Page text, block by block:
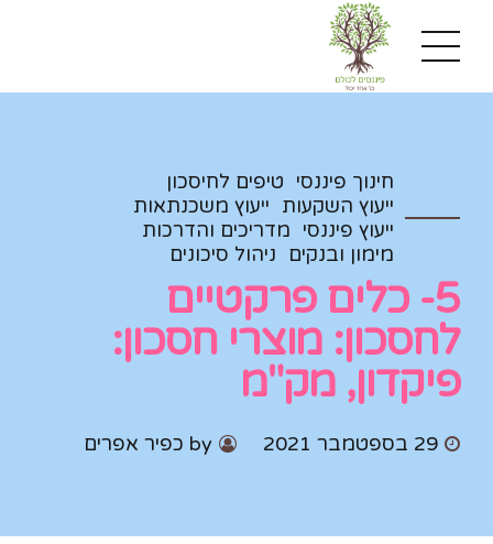
חינוך פיננסי טיפים לחיסכון
ייעוץ השקעות ייעוץ משכנתאות
ייעוץ פיננסי מדריכים והדרכות
מימון ובנקים ניהול סיכונים
5- כלים פרקטיים
לחסכון: מוצרי חסכון:
פיקדון, מק"מ
29 בספטמבר 2021 by כפיר אפרים